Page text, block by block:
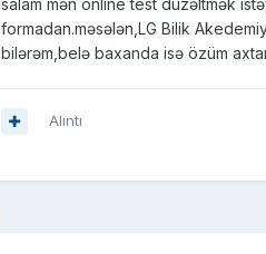
salam mən online test düzəltmək
formadan.məsələn,LG Bilik
bilərəm,belə baxanda isə özüm
Alıntı